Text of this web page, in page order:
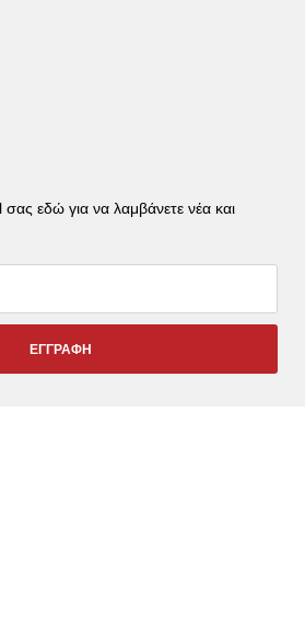
εδώ για να λαμβάνετε νέα και